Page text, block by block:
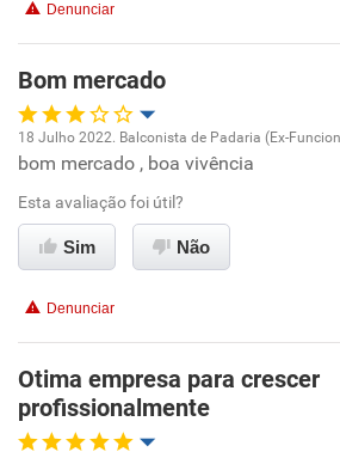
Denunciar
Bom mercado
Oportunidade de promoção
Ambiente de trabalho
Benefícios
Recomenda esta empresa
Recomenda a diretoria
18 Julho 2022. Balconista de Padaria (Ex-
bom mercado , boa vivência
Esta avaliação foi útil?
Sim Não
Denunciar
Otima empresa para crescer
profissionalmente